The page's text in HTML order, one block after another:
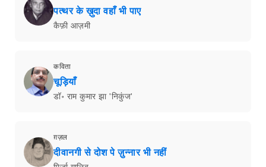
पत्थर के ख़ुदा वहाँ भी पाए
कैफ़ी आज़मी
कविता
चूड़ियाँ
डॉ॰ राम कुमार झा 'निकुंज'
ग़ज़ल
दीवानगी से दोश पे ज़ुन्नार भी नहीं